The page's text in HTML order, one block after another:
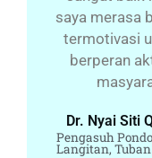
saya merasa
termotivasi
berperan
Dr. Nyai Siti
Pengasuh
Langitan,